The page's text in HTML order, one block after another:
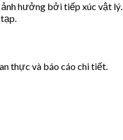
hưởng bởi tiếp xúc vật lý.
thực và báo cáo chi tiết.